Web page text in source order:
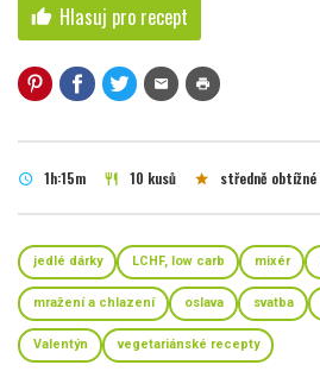
thumb_up Hlasuj pro recept
mail print
schedule 1h:15m restaurant 10 kusů star středně obtížné
jedlé dárky LCHF, low carb mixér
mražení a chlazení oslava svatba
Valentýn vegetariánské recepty